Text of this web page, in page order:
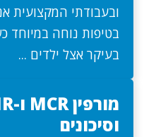
ובעבודתי המקצועית
בטיפות נוחה במיוחד
בעיקר אצל ילדים ...
וסיכונים